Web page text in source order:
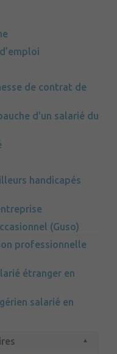
de contrat de
d'un salarié du
handicapés
(Guso)
professionnelle
étranger en
salarié en